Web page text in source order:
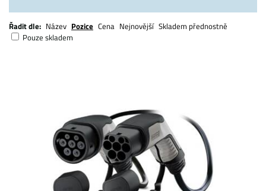
Řadit dle: Název Pozice Cena Nejnovější Skladem přednostně
Pouze skladem